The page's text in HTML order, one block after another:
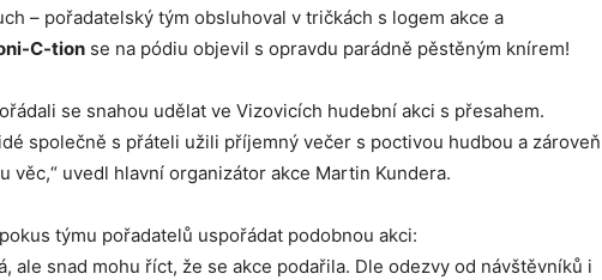
– pořadatelský tým obsluhoval v tričkách s logem akce a
C-tion se na pódiu objevil s opravdu parádně pěstěným knírem!
se snahou udělat ve Vizovicích hudební akci s přesahem.
společně s přáteli užili příjemný večer s poctivou hudbou a zároveň
věc,“ uvedl hlavní organizátor akce Martin Kundera.
týmu pořadatelů uspořádat podobnou akci:
ale snad mohu říct, že se akce podařila. Dle odezvy od návštěvníků i